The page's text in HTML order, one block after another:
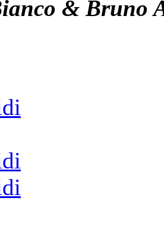
& Bruno